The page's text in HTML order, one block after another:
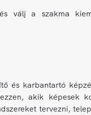
válj a szakma
és karbantartó
akik képesek
tervezni,